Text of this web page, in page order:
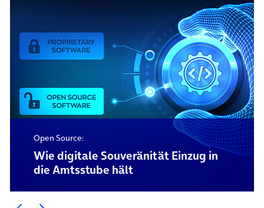
Open Source:
Wie digitale Souveränität Einzug in
die Amtsstube hält